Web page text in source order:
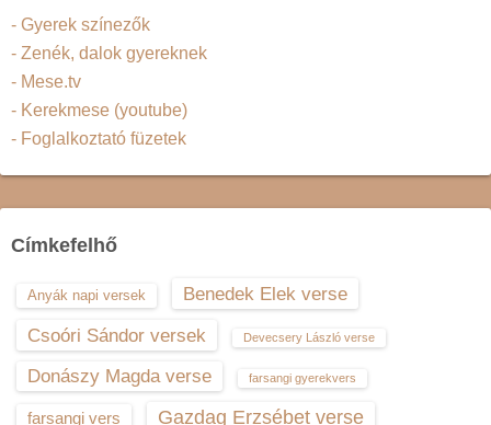
- Gyerek színezők
- Zenék, dalok gyereknek
- Mese.tv
- Kerekmese (youtube)
- Foglalkoztató füzetek
Címkefelhő
Anyák napi versek
Benedek Elek verse
Csoóri Sándor versek
Devecsery László verse
Donászy Magda verse farsangi gyerekvers
farsangi vers Gazdag Erzsébet verse